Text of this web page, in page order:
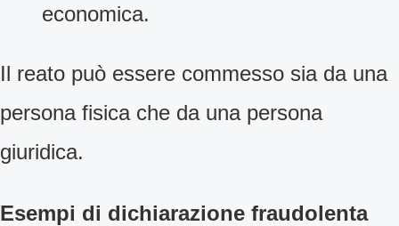
economica.
Il reato può essere commesso sia da una
persona fisica che da una persona
giuridica.
Esempi di dichiarazione fraudolenta